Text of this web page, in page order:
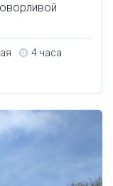
4 часа